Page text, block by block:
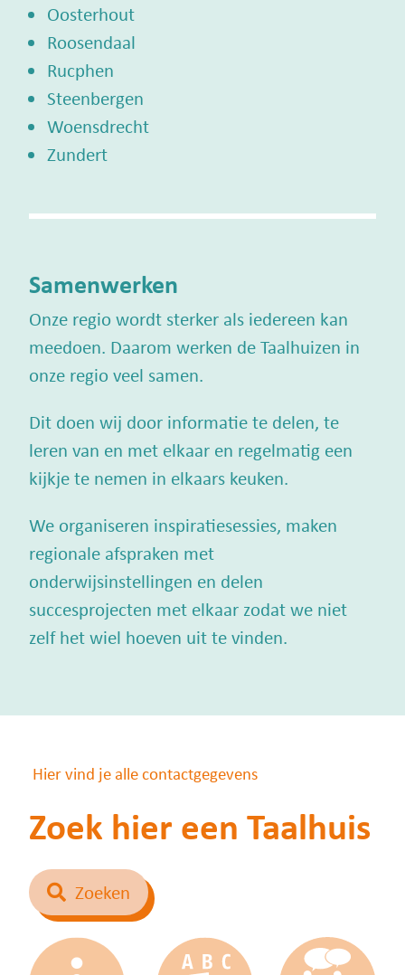
Oosterhout
Roosendaal
Rucphen
Steenbergen
Woensdrecht
Zundert
Samenwerken
Onze regio wordt sterker als iedereen kan
meedoen. Daarom werken de Taalhuizen in
onze regio veel samen.
Dit doen wij door informatie te delen, te
leren van en met elkaar en regelmatig een
kijkje te nemen in elkaars keuken.
We organiseren inspiratiesessies, maken
regionale afspraken met
onderwijsinstellingen en delen
succesprojecten met elkaar zodat we niet
zelf het wiel hoeven uit te vinden.
Hier vind je alle contactgegevens
Zoek hier een Taalhuis
Zoeken